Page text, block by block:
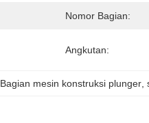
Nomor Bagian:
Angkutan:
Bagian mesin konstruksi plunger ,